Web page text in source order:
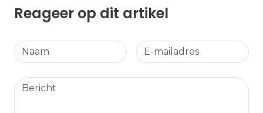
Reageer op dit artikel